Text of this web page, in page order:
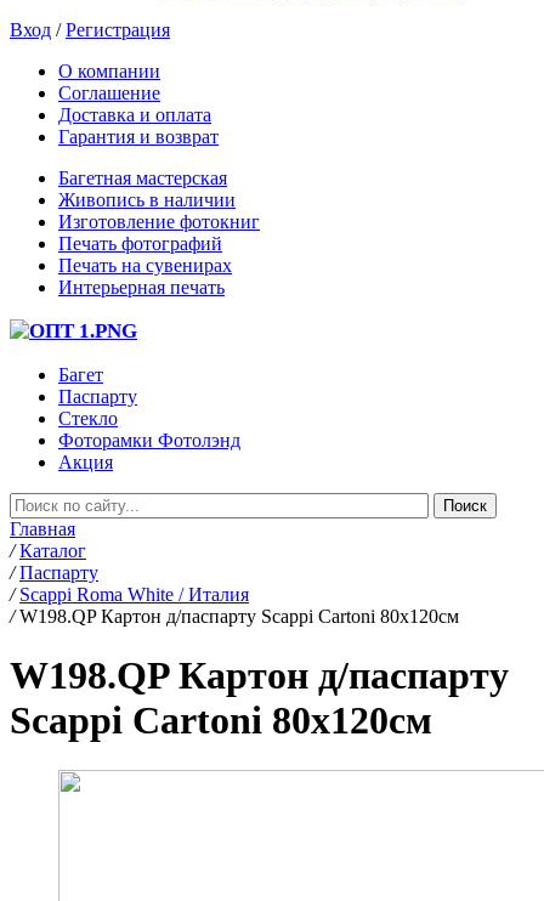
Вход /Регистрация
О компании
Соглашение
Доставка и оплата
Гарантия и возврат
Багетная мастерская
Живопись в наличии
Изготовление фотокниг
Печать фотографий
Печать на сувенирах
Интерьерная печать
Багет
Паспарту
Стекло
Фоторамки Фотолэнд
Акция
Главная
/ Каталог
/ Паспарту
/ Scappi Roma White / Италия
/ W198.QP Картон д/паспарту Scappi Cartoni 80х120см
W198.QP Картон д/паспарту
Scappi Cartoni 80х120см